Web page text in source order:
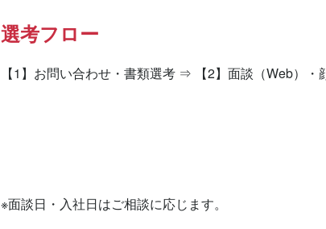
選考フロー
【1】お問い合わせ・書類選考 ⇒ 【2】面談（Web）
※面談日・入社日はご相談に応じます。